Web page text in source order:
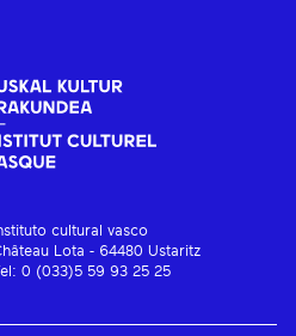
cultural vasco
Lota - 64480 Ustaritz
Tel: 0 (033)5 59 93 25 25